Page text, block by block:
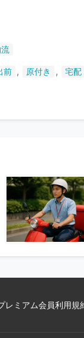
れ
て
前 , 原付き , 宅配
レミアム会員利用規